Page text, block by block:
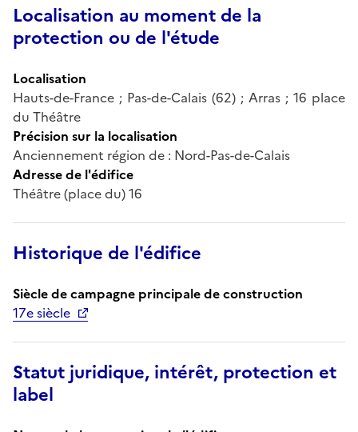
Localisation au moment de la
protection ou de l'étude
Localisation
Hauts-de-France ; Pas-de-Calais (62) ; Arras ; 16 place
du Théâtre
Précision sur la localisation
Anciennement région de : Nord-Pas-de-Calais
Adresse de l'édifice
Théâtre (place du) 16
Historique de l'édifice
Siècle de campagne principale de construction
17e siècle
Statut juridique, intérêt, protection et
label